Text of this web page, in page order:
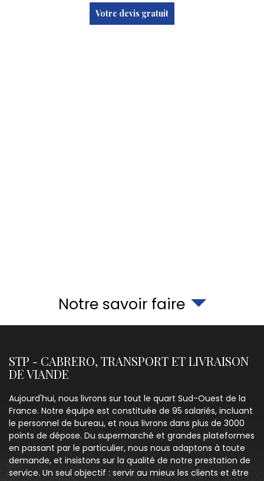
Votre devis gratuit
Notre savoir faire
STP - CABRERO, TRANSPORT ET LIVRAISON
DE VIANDE
Aujourd'hui, nous livrons sur tout le quart Sud-Ouest de la
France. Notre équipe est constituée de 95 salariés, incluant
le personnel de bureau, et nous livrons dans plus de 3000
points de dépose. Du supermarché et grandes plateformes
en passant par le particulier, nous nous adaptons à toute
demande, et insistons sur la qualité de notre prestation de
service. Un seul objectif : servir au mieux les clients et être